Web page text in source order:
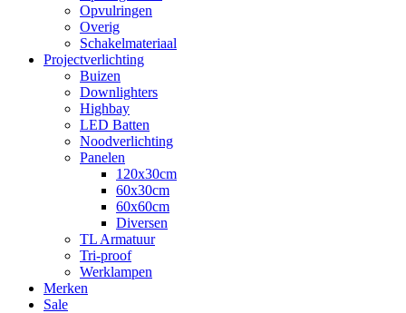
Opvulringen
Overig
Schakelmateriaal
Projectverlichting
Buizen
Downlighters
Highbay
LED Batten
Noodverlichting
Panelen
120x30cm
60x30cm
60x60cm
Diversen
TL Armatuur
Tri-proof
Werklampen
Merken
Sale